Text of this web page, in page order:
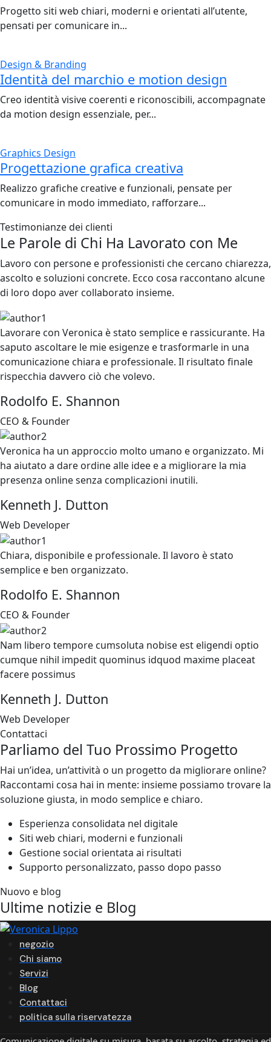
Progetto siti web chiari, moderni e orientati all’utente,
pensati per comunicare in...
Design & Branding
Identità del marchio e motion design
Creo identità visive coerenti e riconoscibili, accompagnate
da motion design essenziale, per...
Graphics Design
Progettazione grafica creativa
Realizzo grafiche creative e funzionali, pensate per
comunicare in modo immediato, rafforzare...
Testimonianze dei clienti
Le Parole di Chi Ha Lavorato con Me
Lavoro con persone e professionisti che cercano chiarezza,
ascolto e soluzioni concrete. Ecco cosa raccontano alcune
di loro dopo aver collaborato insieme.
Lavorare con Veronica è stato semplice e rassicurante. Ha
saputo ascoltare le mie esigenze e trasformarle in una
comunicazione chiara e professionale. Il risultato finale
rispecchia davvero ciò che volevo.
Rodolfo E. Shannon
CEO & Founder
Veronica ha un approccio molto umano e organizzato. Mi
ha aiutato a dare ordine alle idee e a migliorare la mia
presenza online senza complicazioni inutili.
Kenneth J. Dutton
Web Developer
Chiara, disponibile e professionale. Il lavoro è stato
semplice e ben organizzato.
Rodolfo E. Shannon
CEO & Founder
Nam libero tempore cumsoluta nobise est eligendi optio
cumque nihil impedit quominus idquod maxime placeat
facere possimus
Kenneth J. Dutton
Web Developer
Contattaci
Parliamo del Tuo Prossimo Progetto
Hai un’idea, un’attività o un progetto da migliorare online?
Raccontami cosa hai in mente: insieme possiamo trovare la
soluzione giusta, in modo semplice e chiaro.
Esperienza consolidata nel digitale
Siti web chiari, moderni e funzionali
Gestione social orientata ai risultati
Supporto personalizzato, passo dopo passo
Nuovo e blog
Ultime notizie e Blog
negozio
Chi siamo
Servizi
Blog
Contattaci
politica sulla riservatezza